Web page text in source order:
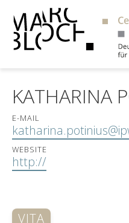
KATHARINA
E-MAIL
WEBSITE
http://
VITA